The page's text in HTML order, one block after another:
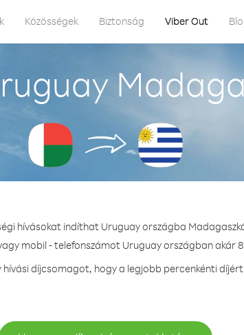
Közösségek Biztonság Viber Out
hívásokat indíthat Uruguay országba
mobil - telefonszámot Uruguay országban akár
díjcsomagot, hogy a legjobb percenkénti